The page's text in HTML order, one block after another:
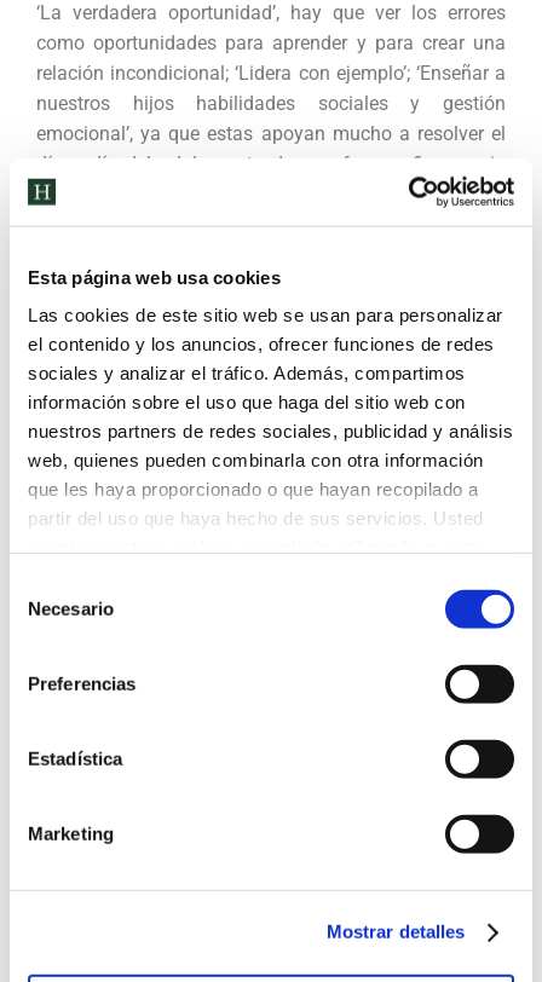
Esta página web usa cookies
Las cookies de este sitio web se usan para personalizar
el contenido y los anuncios, ofrecer funciones de redes
sociales y analizar el tráfico. Además, compartimos
información sobre el uso que haga del sitio web con
nuestros partners de redes sociales, publicidad y análisis
web, quienes pueden combinarla con otra información
que les haya proporcionado o que hayan recopilado a
partir del uso que haya hecho de sus servicios. Usted
Necesario
Preferencias
Estadística
Marketing
Mostrar detalles
‘La verdadera oportunidad’, hay que ver los errores
como oportunidades para aprender y para crear una
relación incondicional; ‘Lidera con ejemplo’; ‘Enseñar a
nuestros hijos habilidades sociales y gestión
emocional’, ya que estas apoyan mucho a resolver el
día a día del adolescente de una forma eficaz y sin
peleas, sin pataletas y sin broncas, puesto que esto es
lo que le ocurre cuando no entiende lo que está
último, es fundamental el ‘Amor y la conexión’.
Recordar a todas las familias Humanitas que, todos
los meses, se celebra una sesión del Espacio
Humanitas, que anunciamos puntualmente a través de
Categoría:Noticias 13 de octubre de 2022
Nuestra plataforma virtual evoluciona a